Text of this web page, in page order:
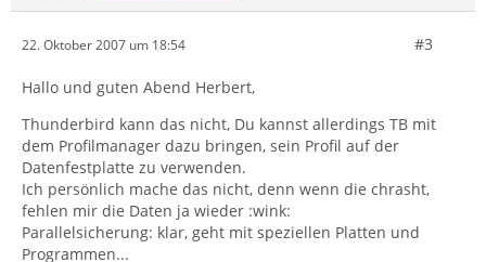
22. Oktober 2007 um 18:54 #3
Hallo und guten Abend Herbert,
Thunderbird kann das nicht, Du kannst allerdings TB mit
dem Profilmanager dazu bringen, sein Profil auf der
Datenfestplatte zu verwenden.
Ich persönlich mache das nicht, denn wenn die chrasht,
fehlen mir die Daten ja wieder :wink:
Parallelsicherung: klar, geht mit speziellen Platten und
Programmen...